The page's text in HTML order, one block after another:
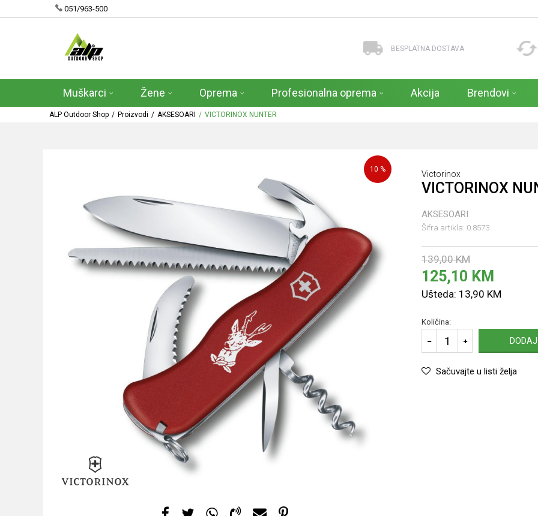
051/963-500
BESPLATNA DOSTAVA
Muškarci Žene Oprema Profesionalna oprema Akcija Brendovi
ALP Outdoor Shop Proizvodi AKSESOARI VICTORINOX NUNTER
10 % Victorinox
VICTORINOX
AKSESOARI
Šifra artikla: 0.8573
139,00 KM
125,10 KM
Ušteda: 13,90 KM
Količina:
Sačuvajte u listi želja